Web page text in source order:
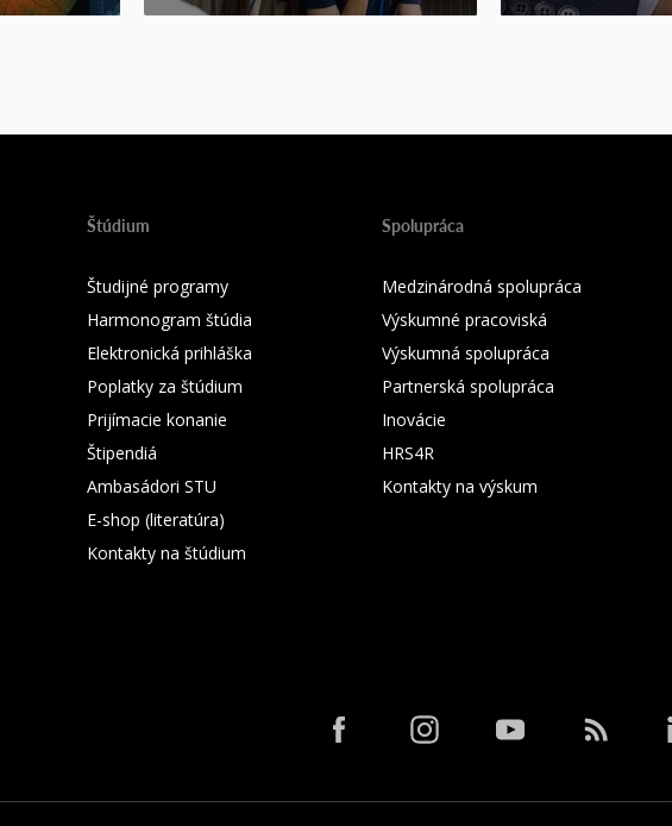
Štúdium
Študijné programy
Harmonogram štúdia
Elektronická prihláška
Poplatky za štúdium
Prijímacie konanie
Štipendiá
Ambasádori STU
E-shop (literatúra)
Kontakty na štúdium
Spolupráca
Medzinárodná spolupráca
Výskumné pracoviská
Výskumná spolupráca
Partnerská spolupráca
Inovácie
HRS4R
Kontakty na výskum